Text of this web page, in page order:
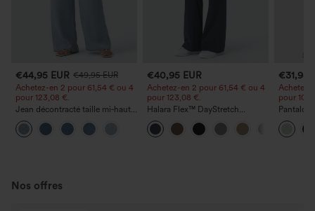
€44,95 EUR €49,95 EUR
Achetez-en 2 pour 61,54 € ou 4
pour 123,08 €.
Jean décontracté taille mi‑haute,
à cordon de serrage, avec
poches
€40,95 EUR
Achetez-en 2 pour 61,54 € ou 4
pour 123,08 €.
Halara Flex™ DayStretch
pantalon flare de travail, taille
mi-haute, poche latérale zippée
€31,95
Achetez-
pour
Pantalon
avec
coupe
effet lin
Nos offres